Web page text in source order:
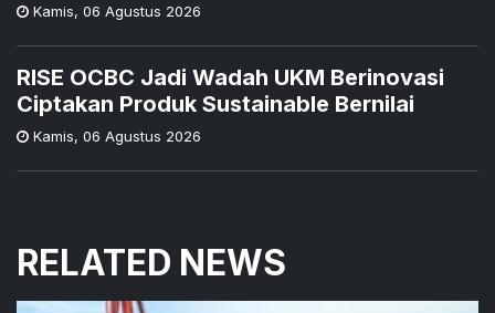
Kamis, 06 Agustus 2026
RISE OCBC Jadi Wadah UKM Berinovasi
Ciptakan Produk Sustainable Bernilai
Kamis, 06 Agustus 2026
RELATED NEWS